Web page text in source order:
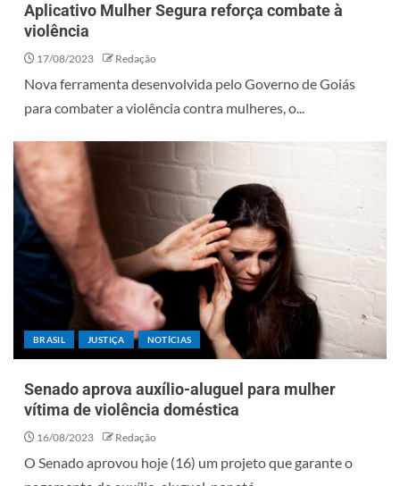
Aplicativo Mulher Segura reforça combate à
violência
17/08/2023 Redação
Nova ferramenta desenvolvida pelo Governo de Goiás
para combater a violência contra mulheres, o...
BRASIL JUSTIÇA NOTÍCIAS
Senado aprova auxílio-aluguel para mulher
vítima de violência doméstica
16/08/2023 Redação
O Senado aprovou hoje (16) um projeto que garante o